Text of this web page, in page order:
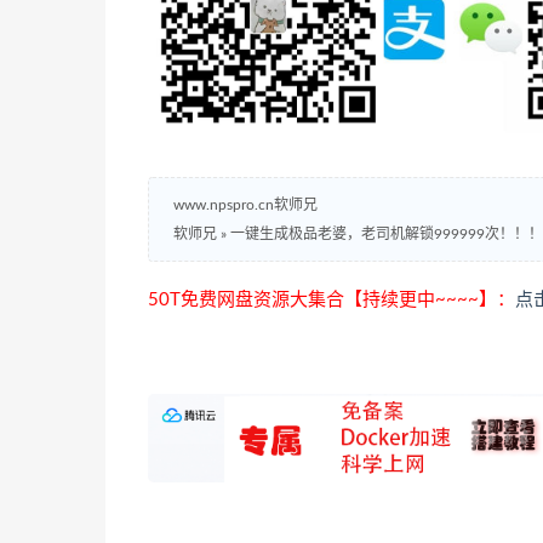
www.npspro.cn软师兄
软师兄 » 一键生成极品老婆，老司机解锁999999次！！！
50T免费网盘资源大集合【持续更中~~~~】： 点